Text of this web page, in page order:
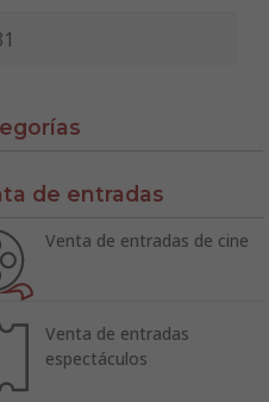
de entradas
Venta de entradas de cine
Venta de entradas
espectáculos